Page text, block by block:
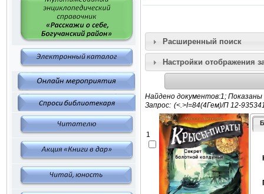
Расширенный поиск
Настройки отображения
Найдено документов:1;
Запрос:
1